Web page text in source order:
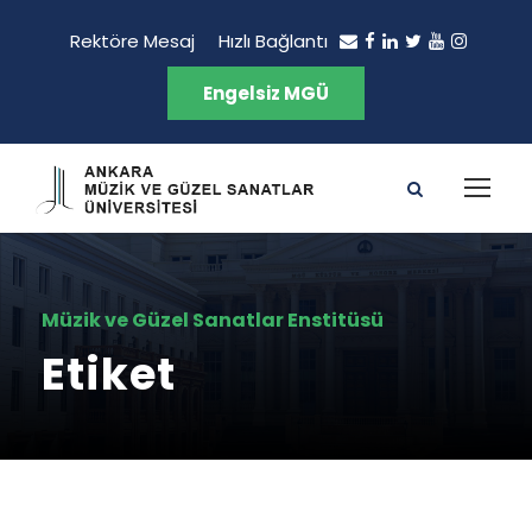
Rektöre Mesaj Hızlı Bağlantı
Engelsiz MGÜ
Müzik ve Güzel Sanatlar Enstitüsü
Etiket